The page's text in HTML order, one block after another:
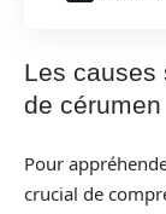
Les causes
de cérumen
Pour
crucial de